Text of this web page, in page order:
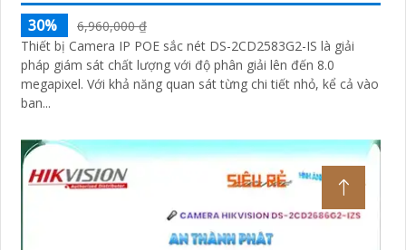
30%
6,960,000 ₫
Thiết bị Camera IP POE sắc nét DS-2CD2583G2-IS là giải
pháp giám sát chất lượng với độ phân giải lên đến 8.0
megapixel. Với khả năng quan sát từng chi tiết nhỏ, kể cả vào
ban...